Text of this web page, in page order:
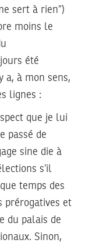
sert à rien”)
moins le
été
a, à mon sens,
lignes :
que je lui
passé de
sine die à
s’il
temps des
prérogatives et
du palais de
Sinon,